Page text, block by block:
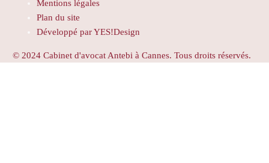
Mentions légales
Plan du site
Développé par YES!Design
© 2024 Cabinet d'avocat Antebi à Cannes. Tous droits réservés.